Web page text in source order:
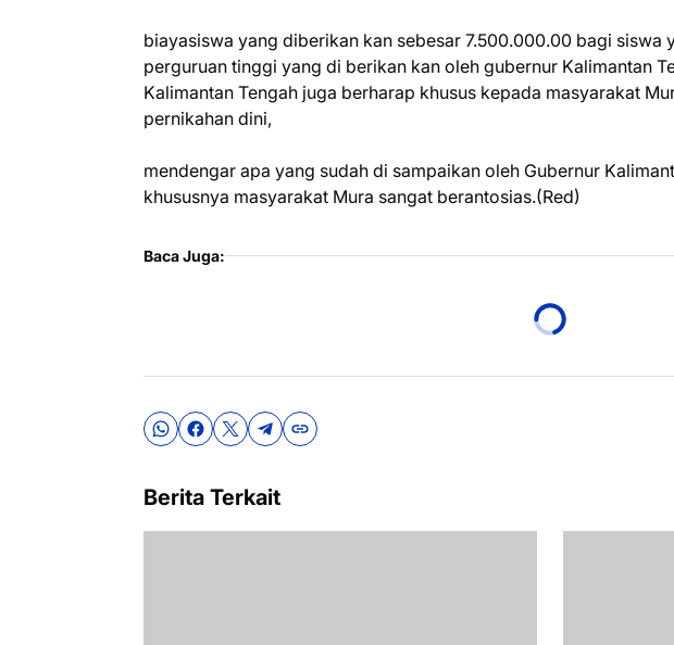
biayasiswa yang diberikan kan sebesar 7.500.000.00 bagi siswa
perguruan tinggi yang di berikan kan oleh gubernur Kalimantan
Kalimantan Tengah juga berharap khusus kepada masyarakat
pernikahan dini,
mendengar apa yang sudah di sampaikan oleh Gubernur
khususnya masyarakat Mura sangat berantosias.(Red)
Baca Juga:
Berita Terkait